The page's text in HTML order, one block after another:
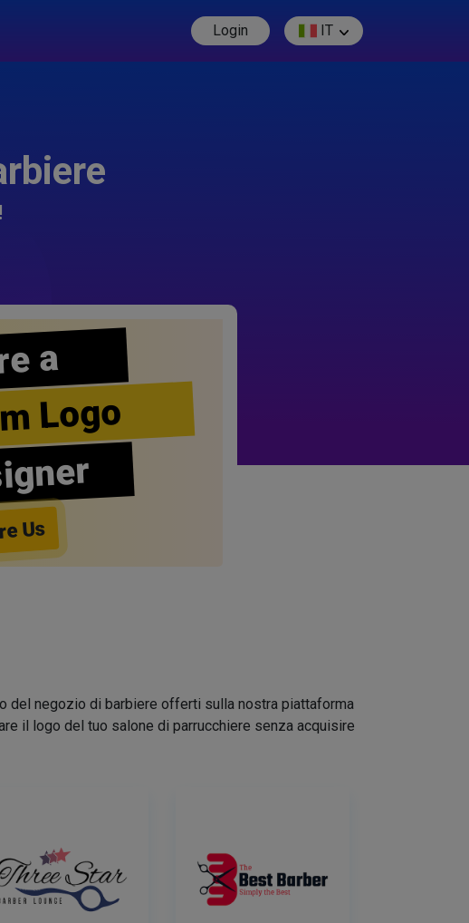
Login IT
a
Logo
Us
del negozio di barbiere offerti sulla nostra piattaforma
il logo del tuo salone di parrucchiere senza acquisire